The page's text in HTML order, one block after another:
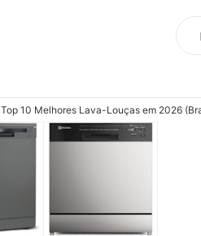
Top 10 Melhores Lava-Louças em 2026